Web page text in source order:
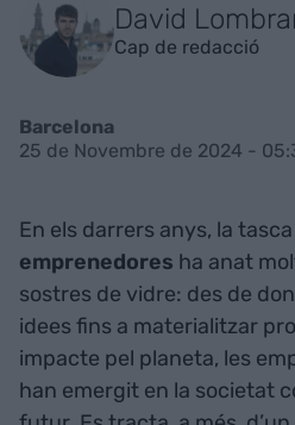
David
Cap de redacció
Barcelona
25 de Novembre de 2024 -
En els darrers anys, la
emprenedores ha anat
sostres de vidre: des de
idees fins a materialitzar
impacte pel planeta, les
han emergit en la societat